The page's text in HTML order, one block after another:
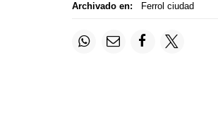
Archivado en: Ferrol ciudad